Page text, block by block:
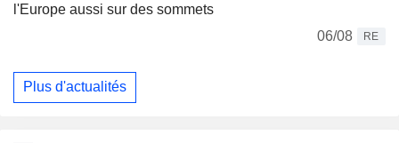
l'Europe aussi sur des sommets
06/08
RE
Plus d'actualités